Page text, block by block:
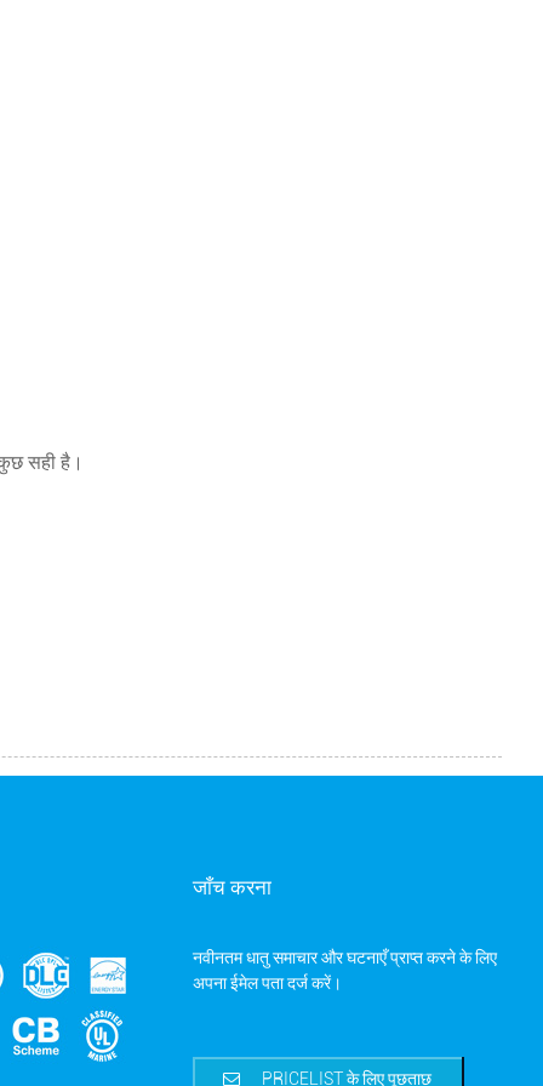
सही है।
जाँच करना
नवीनतम धातु समाचार और घटनाएँ प्राप्त करने के लिए
अपना ईमेल पता दर्ज करें।
PRICELIST के लिए पूछताछ